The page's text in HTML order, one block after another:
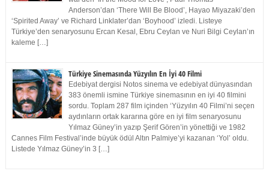
Anderson’dan ‘There Will Be Blood’, Hayao Miyazaki’den
‘Spirited Away’ ve Richard Linklater’dan ‘Boyhood’ izledi. Listeye
Türkiye’den senaryosunu Ercan Kesal, Ebru Ceylan ve Nuri Bilgi Ceylan’ın
kaleme […]
Türkiye Sinemasında Yüzyılın En İyi 40 Filmi
Edebiyat dergisi Notos sinema ve edebiyat dünyasından
383 önemli ismine Türkiye sinemasının en iyi 40 filmini
sordu. Toplam 287 film içinden ‘Yüzyılın 40 Filmi’ni seçen
aydınların ortak kararına göre en iyi film senaryosunu
Yılmaz Güney’in yazıp Şerif Gören’in yönettiği ve 1982
Cannes Film Festival’inde büyük ödül Altın Palmiye’yi kazanan ‘Yol’ oldu.
Listede Yılmaz Güney’in 3 […]